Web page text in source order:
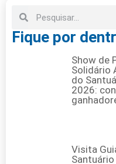
Fique por
Show de
Solidário
do
2026:
Visita